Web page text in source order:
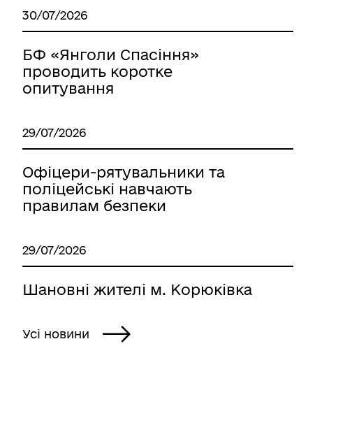
Місцеві податки, збори,
платежі
30/07/2026
БФ «Янголи Спасіння»
проводить коротке
опитування
29/07/2026
Офіцери-рятувальники та
поліцейські навчають
правилам безпеки
29/07/2026
Шановні жителі м. Корюківка
Усі новини